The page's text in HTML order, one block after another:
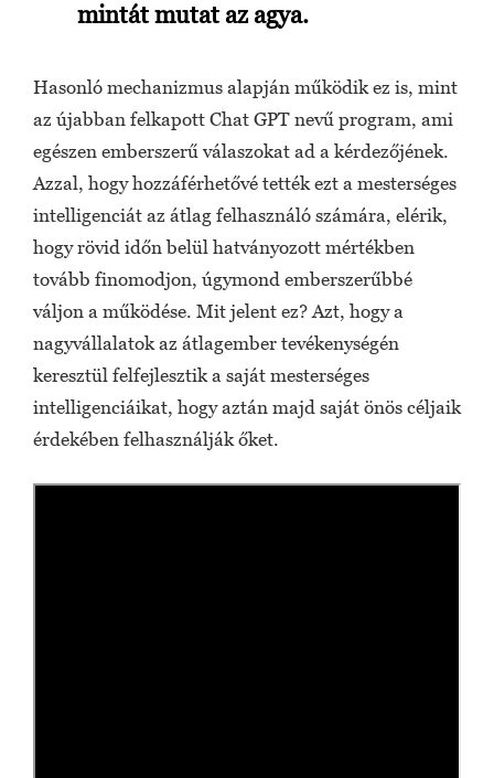
mintát mutat az agya.
Hasonló mechanizmus alapján működik ez is, mint
az újabban felkapott Chat GPT nevű program, ami
egészen emberszerű válaszokat ad a kérdezőjének.
Azzal, hogy hozzáférhetővé tették ezt a mesterséges
intelligenciát az átlag felhasználó számára, elérik,
hogy rövid időn belül hatványozott mértékben
tovább finomodjon, úgymond emberszerűbbé
váljon a működése. Mit jelent ez? Azt, hogy a
nagyvállalatok az átlagember tevékenységén
keresztül felfejlesztik a saját mesterséges
intelligenciáikat, hogy aztán majd saját önös céljaik
érdekében felhasználják őket.